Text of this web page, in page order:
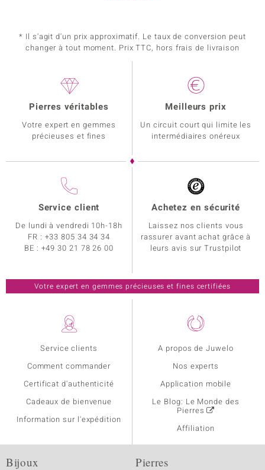
* Il s'agit d'un prix approximatif. Le taux de conversion peut
changer à tout moment. Prix TTC, hors frais de livraison
Service clients
Comment commander
Certificat d'authenticité
Cadeaux de bienvenue
Information sur l'expédition
A propos de Juwelo
Nos experts
Application mobile
Le Blog: Le Monde des
Pierres
Affiliation
Pierres véritables
Votre expert en gemmes
précieuses et fines
Meilleurs prix
Un circuit court qui limite les
intermédiaires onéreux
Service client
De lundi à vendredi 10h-18h
FR : +33 805 34 34 34
BE : +49 30 21 78 26 00
Achetez en sécurité
Laissez nos clients vous
rassurer avant achat grâce à
leurs avis sur Trustpilot
Votre expert en gemmes précieuses et fines certifiées
Bijoux Pierres